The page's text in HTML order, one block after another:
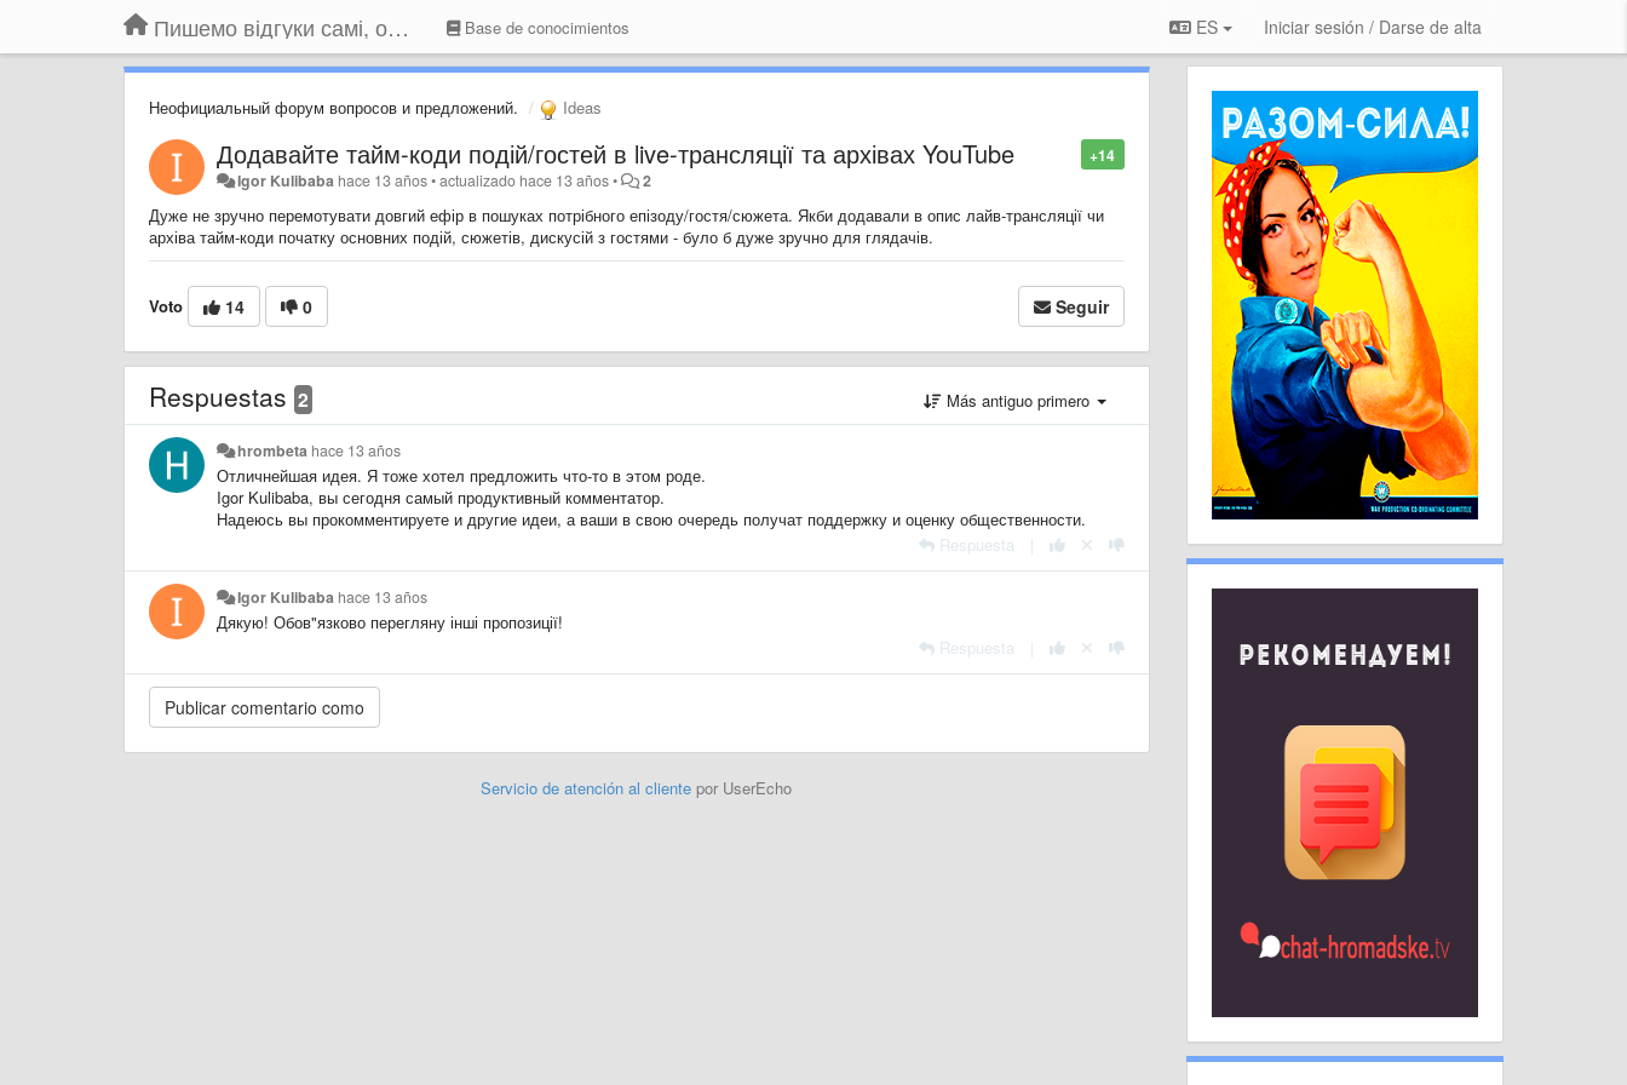
Пишемо відгуки самі, обговорюємо інші ідеї та пропозиції до Громадського Телебачення Base de conocimientos ES Iniciar sesión / Darse de alta
Неофициальный форум вопросов и предложений. Ideas
+14
Додавайте тайм-коди подій/гостей в live-трансляції та архівах YouTube
Igor Kulibaba hace 13 años•actualizado hace 13 años• 2
Дуже не зручно перемотувати довгий ефір в пошуках потрібного епізоду/гостя/сюжета. Якби додавали в опис лайв-трансляції чи
архіва тайм-коди початку основних подій, сюжетів, дискусій з гостями - було б дуже зручно для глядачів.
Voto 14 0 Seguir
Respuestas 2 Más antiguo primero
hrombeta hace 13 años
Отличнейшая идея. Я тоже хотел предложить что-то в этом роде.
Igor Kulibaba, вы сегодня самый продуктивный комментатор.
Надеюсь вы прокомментируете и другие идеи, а ваши в свою очередь получат поддержку и оценку общественности.
Respuesta
Igor Kulibaba hace 13 años
Дякую! Обов"язково перегляну інші пропозиції!
Respuesta
Servicio de atención al clientepor UserEcho